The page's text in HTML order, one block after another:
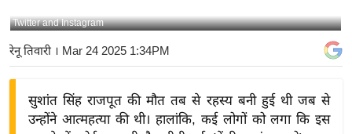
बि
ने
द्यो
Twitter and Instagram
रेनू तिवारी । Mar 24 2025 1:34PM
सुशांत सिंह राजपूत की मौत तब से रहस्य बनी हुई थी जब से
उन्होंने आत्महत्या की थी। हालांकि, कई लोगों को लगा कि इस